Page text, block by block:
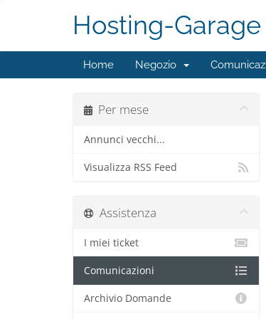
Hosting-Garage
Home Negozio
Per mese
Annunci vecchi...
Visualizza RSS Feed
Assistenza
I miei ticket
Comunicazioni
Archivio Domande